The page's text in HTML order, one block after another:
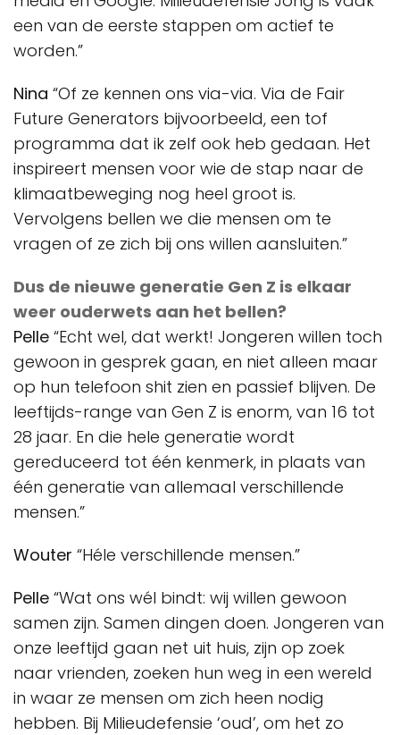
een van de eerste stappen om actief te
worden.”
Nina “Of ze kennen ons via-via. Via de Fair
Future Generators bijvoorbeeld, een tof
programma dat ik zelf ook heb gedaan. Het
inspireert mensen voor wie de stap naar de
klimaatbeweging nog heel groot is.
Vervolgens bellen we die mensen om te
vragen of ze zich bij ons willen aansluiten.”
Dus de nieuwe generatie Gen Z is elkaar
weer ouderwets aan het bellen?
Pelle “Echt wel, dat werkt! Jongeren willen toch
gewoon in gesprek gaan, en niet alleen maar
op hun telefoon shit zien en passief blijven. De
leeftijds-range van Gen Z is enorm, van 16 tot
28 jaar. En die hele generatie wordt
gereduceerd tot één kenmerk, in plaats van
één generatie van allemaal verschillende
mensen.”
Wouter “Héle verschillende mensen.”
Pelle “Wat ons wél bindt: wij willen gewoon
samen zijn. Samen dingen doen. Jongeren van
onze leeftijd gaan net uit huis, zijn op zoek
naar vrienden, zoeken hun weg in een wereld
in waar ze mensen om zich heen nodig
hebben. Bij Milieudefensie ‘oud’, om het zo